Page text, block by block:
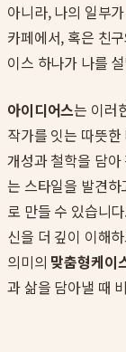
아니라, 나의 일부
카페에서, 혹은 친
이스 하나가 나를
아이디어스는 이러
작가를 잇는 따뜻
개성과 철학을 담
는 스타일을 발견
로 만들 수 있습니
신을 더 깊이 이해
의미의 맞춤형케이
과 삶을 담아낼 때